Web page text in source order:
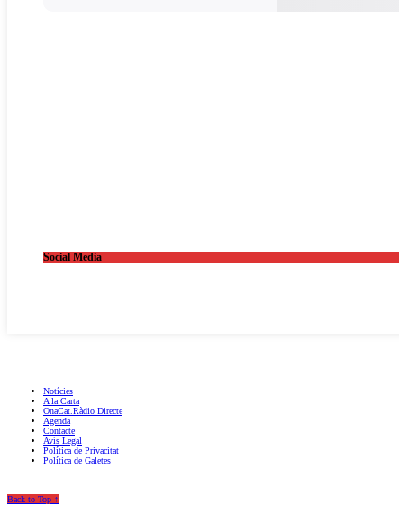
Social Media
Notícies
A la Carta
OnaCat.Ràdio Directe
Agenda
Contacte
Avís Legal
Política de Privacitat
Política de Galetes
Back to Top ↑